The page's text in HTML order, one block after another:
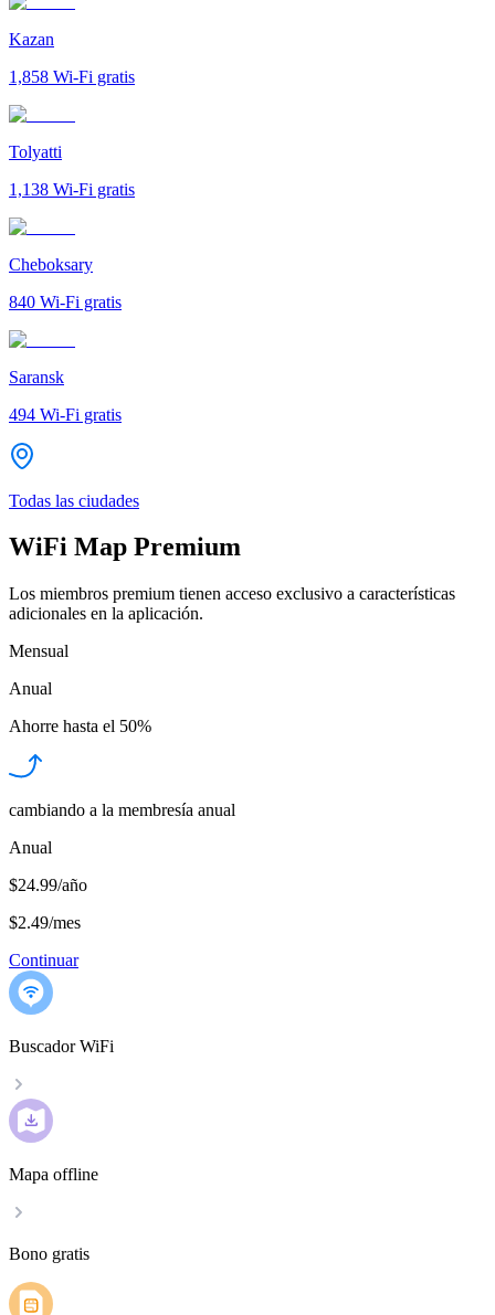
Kazan
1,858 Wi-Fi gratis
Tolyatti
1,138 Wi-Fi gratis
Cheboksary
840 Wi-Fi gratis
Saransk
494 Wi-Fi gratis
Todas las ciudades
WiFi Map Premium
Los miembros premium tienen acceso exclusivo a características
adicionales en la aplicación.
Mensual
Anual
Ahorre hasta el 50%
cambiando a la membresía anual
Anual
$24.99/año
$2.49/mes
Continuar
Buscador WiFi
Mapa offline
Bono gratis